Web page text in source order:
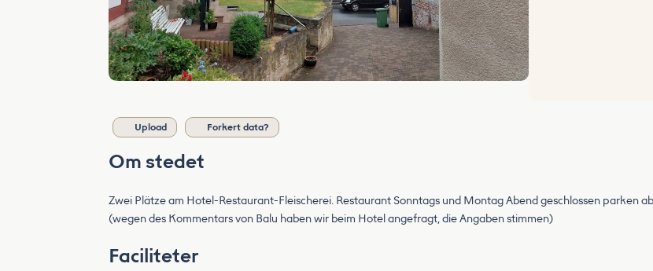
Upload Forkert data?
Om stedet
Zwei Plätze am Hotel-Restaurant-Fleischerei. Restaurant Sonntags und Montag Abend geschlossen parken
(wegen des Kommentars von Balu haben wir beim Hotel angefragt, die Angaben stimmen)
Faciliteter